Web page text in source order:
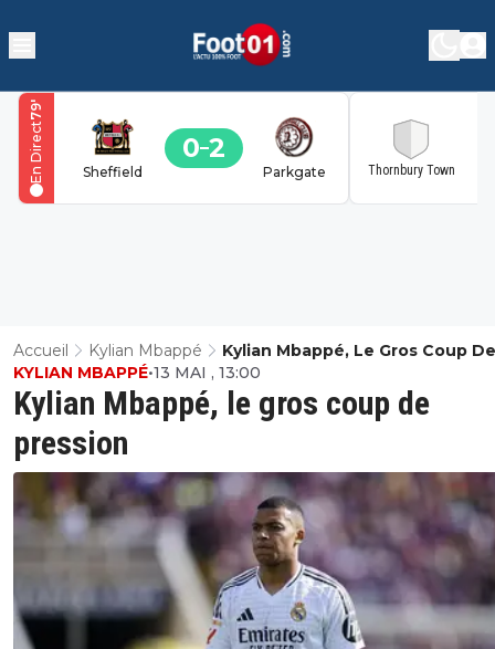
Sheffield
0 2
Parkgate
79
'
En Direct Thornbury Town
Accueil Kylian Mbappé
Kylian Mbappé, Le Gros Coup De
Pression
Kylian Mbappé, le gros coup de
pression
KYLIAN MBAPPÉ•13 MAI , 13:00